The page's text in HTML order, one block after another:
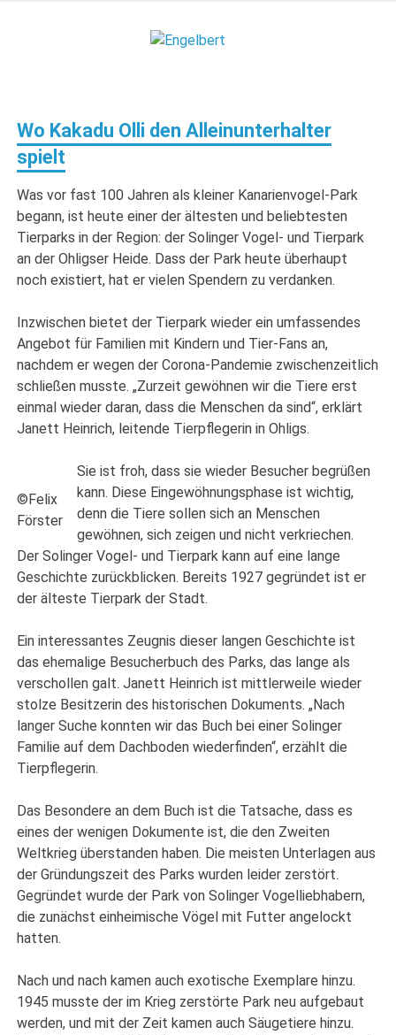
Wo Kakadu Olli den Alleinunterhalter
spielt
Was vor fast 100 Jahren als kleiner Kanarienvogel-Park
begann, ist heute einer der ältesten und beliebtesten
Tierparks in der Region: der Solinger Vogel- und Tierpark
an der Ohligser Heide. Dass der Park heute überhaupt
noch existiert, hat er vielen Spendern zu verdanken.
Inzwischen bietet der Tierpark wieder ein umfassendes
Angebot für Familien mit Kindern und Tier-Fans an,
nachdem er wegen der Corona-Pandemie zwischenzeitlich
schließen musste. „Zurzeit gewöhnen wir die Tiere erst
einmal wieder daran, dass die Menschen da sind“, erklärt
Janett Heinrich, leitende Tierpflegerin in Ohligs.
©Felix
Förster
Sie ist froh, dass sie wieder Besucher begrüßen
kann. Diese Eingewöhnungsphase ist wichtig,
denn die Tiere sollen sich an Menschen
gewöhnen, sich zeigen und nicht verkriechen.
Der Solinger Vogel- und Tierpark kann auf eine lange
Geschichte zurückblicken. Bereits 1927 gegründet ist er
der älteste Tierpark der Stadt.
Ein interessantes Zeugnis dieser langen Geschichte ist
das ehemalige Besucherbuch des Parks, das lange als
verschollen galt. Janett Heinrich ist mittlerweile wieder
stolze Besitzerin des historischen Dokuments. „Nach
langer Suche konnten wir das Buch bei einer Solinger
Familie auf dem Dachboden wiederfinden“, erzählt die
Tierpflegerin.
Das Besondere an dem Buch ist die Tatsache, dass es
eines der wenigen Dokumente ist, die den Zweiten
Weltkrieg überstanden haben. Die meisten Unterlagen aus
der Gründungszeit des Parks wurden leider zerstört.
Gegründet wurde der Park von Solinger Vogelliebhabern,
die zunächst einheimische Vögel mit Futter angelockt
hatten.
Nach und nach kamen auch exotische Exemplare hinzu.
1945 musste der im Krieg zerstörte Park neu aufgebaut
werden, und mit der Zeit kamen auch Säugetiere hinzu.